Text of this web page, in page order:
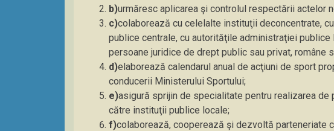
b)urmăresc aplicarea şi controlul respectării actelor
c)colaborează cu celelalte instituţii deconcentrate,
publice centrale, cu autorităţile administraţiei
persoane juridice de drept public sau privat, române
d)elaborează calendarul anual de acţiuni de sport
conducerii Ministerului Sportului;
e)asigură sprijin de specialitate pentru realizarea
către instituţii publice locale;
f)colaborează, cooperează şi dezvoltă parteneriate